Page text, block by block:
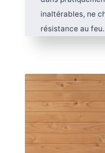
EN BOIS
inaltérables, ne
résistance au feu.